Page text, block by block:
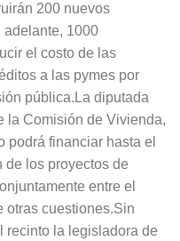
200 nuevos
adelante, 1000
el costo de las
a las pymes por
pública.La diputada
la Comisión de Vivienda,
podrá financiar hasta el
de los proyectos de
entre el
otras cuestiones.Sin
recinto la legisladora de